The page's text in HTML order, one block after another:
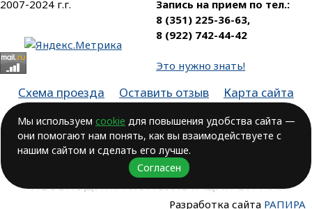
2007-2024 г.г.
Запись на прием по тел.:
8 (351) 225-36-63,
8 (922) 742-44-42
Это нужно знать!
Схема проезда Оставить отзыв
Карта сайта
Лицензия № ЛО-74-01-003806, от 14.10.2016, выдана Министерством
здравоохранения Челябинской области
ВОЗМОЖНЫ ПРОТИВОПОКАЗАНИЯ.
НЕОБХОДИМА КОНСУЛЬТАЦИЯ ВРАЧА!
Разработка сайта РАПИРА
Мы используем cookie для повышения удобства сайта —
они помогают нам понять, как вы взаимодействуете с
нашим сайтом и сделать его лучше.
Согласен